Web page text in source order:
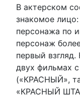
В актерском
знакомое лицо:
персонажа по
персонаж
первый
двух фильмах
(«КРАСНЫЙ»,
«КРАСНЫЙ